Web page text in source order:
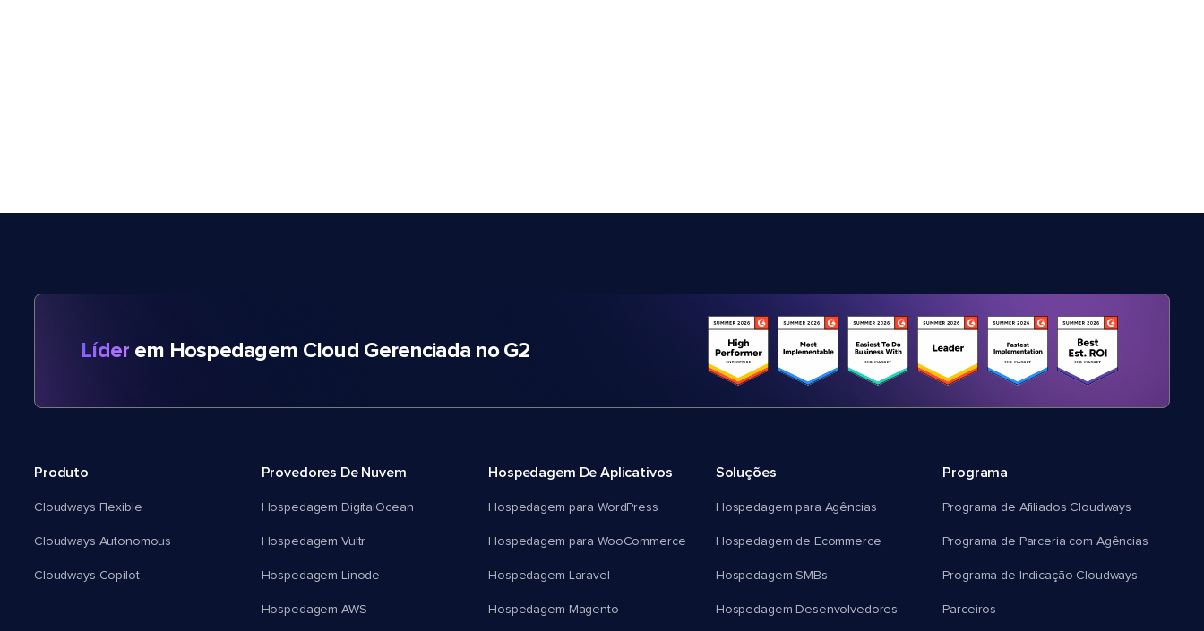
Líder em Hospedagem Cloud Gerenciada no G2
Produto
Cloudways Flexible
Cloudways Autonomous
Cloudways Copilot
Provedores De Nuvem
Hospedagem DigitalOcean
Hospedagem Vultr
Hospedagem Linode
Hospedagem AWS
Hospedagem De Aplicativos
Hospedagem para WordPress
Hospedagem para WooCommerce
Hospedagem Laravel
Hospedagem Magento
Soluções
Hospedagem para Agências
Hospedagem de Ecommerce
Hospedagem SMBs
Hospedagem Desenvolvedores
Programa
Programa de Afiliados Cloudways
Programa de Parceria com Agências
Programa de Indicação Cloudways
Parceiros